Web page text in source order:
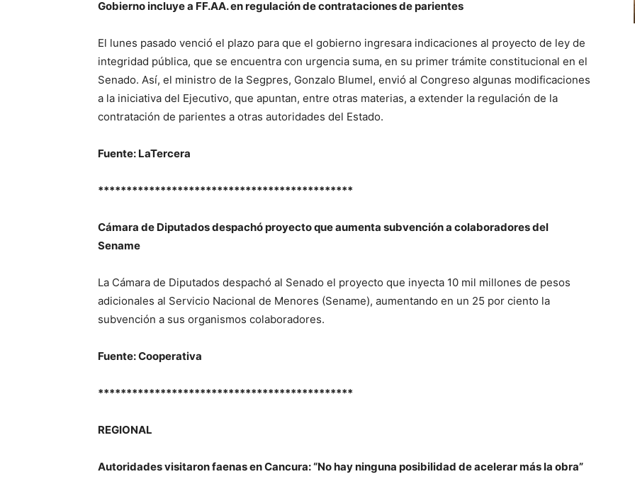
Gobierno incluye a FF.AA. en regulación de contrataciones de parientes
El lunes pasado venció el plazo para que el gobierno ingresara indicaciones al proyecto de ley de
integridad pública, que se encuentra con urgencia suma, en su primer trámite constitucional en el
Senado. Así, el ministro de la Segpres, Gonzalo Blumel, envió al Congreso algunas modificaciones
a la iniciativa del Ejecutivo, que apuntan, entre otras materias, a extender la regulación de la
contratación de parientes a otras autoridades del Estado.
Fuente: LaTercera
*********************************************
Cámara de Diputados despachó proyecto que aumenta subvención a colaboradores del
Sename
La Cámara de Diputados despachó al Senado el proyecto que inyecta 10 mil millones de pesos
adicionales al Servicio Nacional de Menores (Sename), aumentando en un 25 por ciento la
subvención a sus organismos colaboradores.
Fuente: Cooperativa
*********************************************
REGIONAL
Autoridades visitaron faenas en Cancura: “No hay ninguna posibilidad de acelerar más la obra”